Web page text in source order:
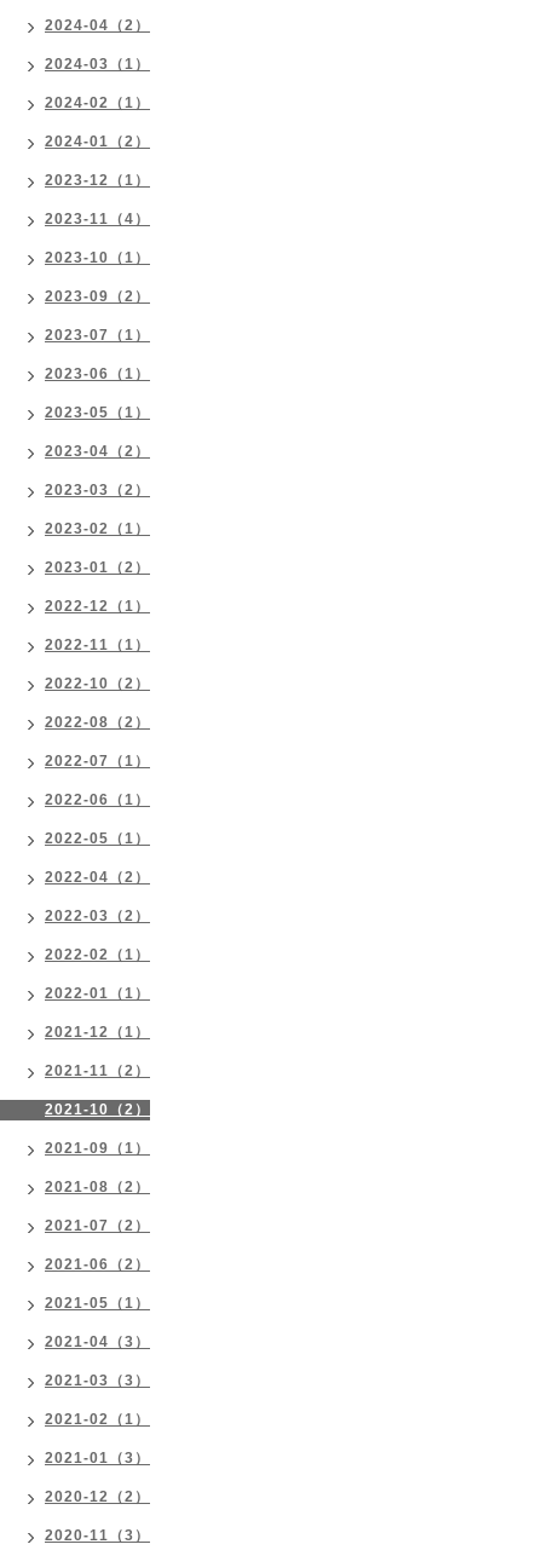
2024-04（2）
2024-03（1）
2024-02（1）
2024-01（2）
2023-12（1）
2023-11（4）
2023-10（1）
2023-09（2）
2023-07（1）
2023-06（1）
2023-05（1）
2023-04（2）
2023-03（2）
2023-02（1）
2023-01（2）
2022-12（1）
2022-11（1）
2022-10（2）
2022-08（2）
2022-07（1）
2022-06（1）
2022-05（1）
2022-04（2）
2022-03（2）
2022-02（1）
2022-01（1）
2021-12（1）
2021-11（2）
2021-10（2）
2021-09（1）
2021-08（2）
2021-07（2）
2021-06（2）
2021-05（1）
2021-04（3）
2021-03（3）
2021-02（1）
2021-01（3）
2020-12（2）
2020-11（3）